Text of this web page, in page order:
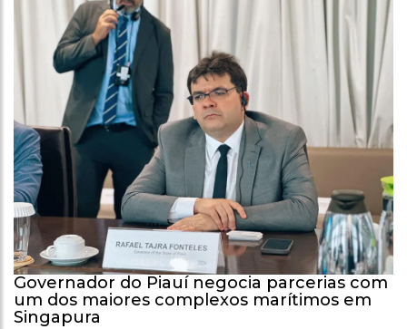
Governador do Piauí negocia parcerias com
um dos maiores complexos marítimos em
Singapura